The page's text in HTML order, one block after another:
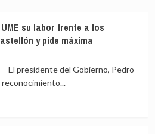
su labor frente a los
y pide máxima
El presidente del Gobierno, Pedro
reconocimiento...